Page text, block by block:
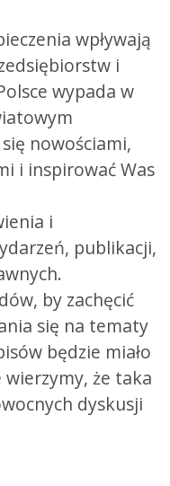
wpływają
i
wypada w
nowościami,
i inspirować Was
i
publikacji,
by zachęcić
się na tematy
będzie miało
że taka
dyskusji